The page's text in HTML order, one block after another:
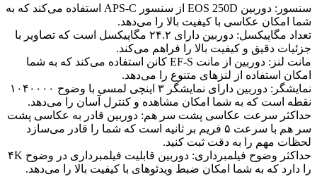
سنسور: دوربین EOS 250D از سنسور APS-C استفاده می‌کند که به
شما امکان عکاسی با کیفیت بالا را می‌دهد.
تعداد مگاپیکسل: دوربین دارای ۲۴.۲ مگاپیکسل است که تصاویر با
جزئیات دقیق و کیفیت بالا را فراهم می‌کند.
مانت لنز: دوربین از مانت EF-S کانن استفاده می‌کند که به شما
امکان استفاده از لنزهای متنوع را می‌دهد.
نمایشگر: دوربین دارای نمایشگر ۳ اینچی لمسی با وضوح ۱۰۴۰۰۰۰
نقطه است که به شما امکان مشاهده و کنترل آسان را می‌دهد.
حداکثر سرعت عکاسی پشت سر هم: دوربین قادر به عکاسی پشت
سر هم با سرعت ۵ فریم بر ثانیه است که شما را قادر می‌سازد
لحظات مهم را به دقت ثبت کنید.
حداکثر وضوح فیلمبرداری: دوربین قابلیت فیلمبرداری در وضوح ۴K
را دارد که به شما امکان ضبط ویدئوهای با کیفیت بالا را می‌دهد.